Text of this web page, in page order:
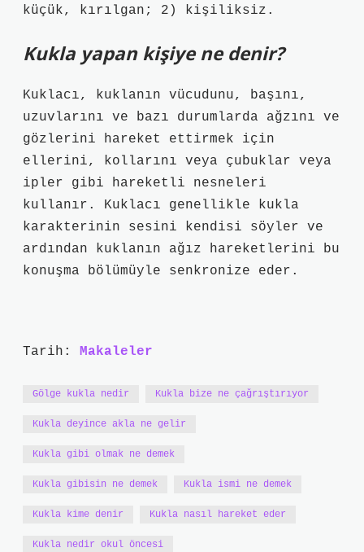
küçük, kırılgan; 2) kişiliksiz.
Kukla yapan kişiye ne denir?
Kuklacı, kuklanın vücudunu, başını,
uzuvlarını ve bazı durumlarda ağzını ve
gözlerini hareket ettirmek için
ellerini, kollarını veya çubuklar veya
ipler gibi hareketli nesneleri
kullanır. Kuklacı genellikle kukla
karakterinin sesini kendisi söyler ve
ardından kuklanın ağız hareketlerini bu
konuşma bölümüyle senkronize eder.
Tarih: Makaleler
Gölge kukla nedir Kukla bize ne çağrıştırıyor
Kukla deyince akla ne gelir
Kukla gibi olmak ne demek
Kukla gibisin ne demek Kukla ismi ne demek
Kukla kime denir Kukla nasıl hareket eder
Kukla nedir okul öncesi